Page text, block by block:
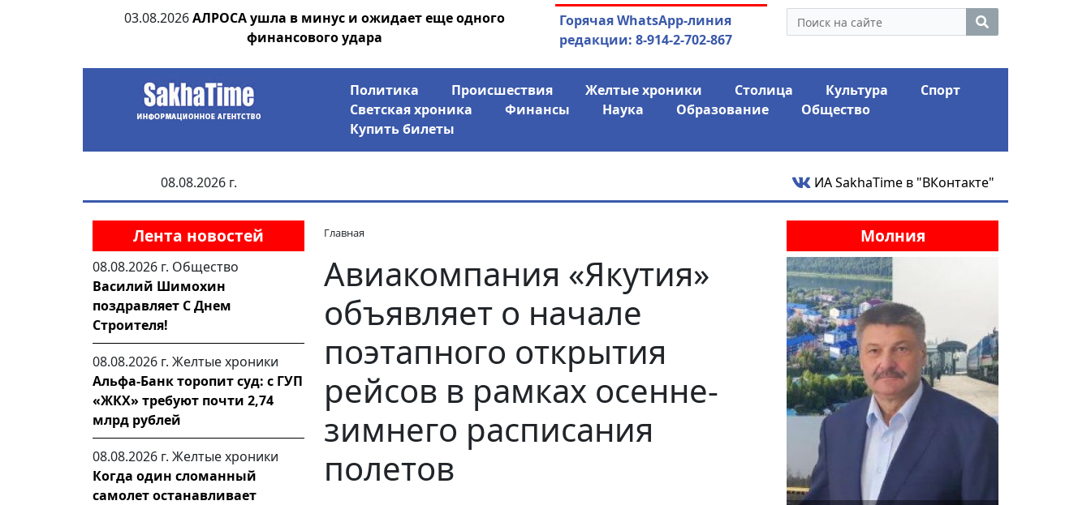
03.08.2026 АЛРОСА ушла в минус и ожидает еще одного
финансового удара
04.08.2026Маски сброшены: экс-депутат Ил Тумэна
заявил о «колониальном сапоге» России
04.08.2026
Горячая WhatsApp-линия
редакции: 8-914-2-702-867
Политика Происшествия Желтые хроники Столица Культура
Спорт
Светская хроника
Финансы Наука Образование
Общество
Купить билеты
08.08.2026 г. ИА SakhaTime в "ВКонтакте"
Лента новостей
08.08.2026 г. Общество
Василий Шимохин
поздравляет С Днем
Строителя!
08.08.2026 г. Желтые хроники
Альфа-Банк торопит суд: с ГУП
«ЖКХ» требуют почти 2,74
млрд рублей
08.08.2026 г. Желтые хроники
Когда один сломанный
самолет останавливает
Главная
Авиакомпания «Якутия»
объявляет о начале
поэтапного открытия
рейсов в рамках осенне-
зимнего расписания
полетов
Молния